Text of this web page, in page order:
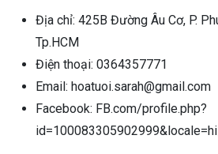
Địa chỉ: 425B Đường Âu Cơ, P.
Tp.HCM
Điện thoại: 0364357771
Email: hoatuoi.sarah@gmail.com
Facebook: FB.com/profile.php?